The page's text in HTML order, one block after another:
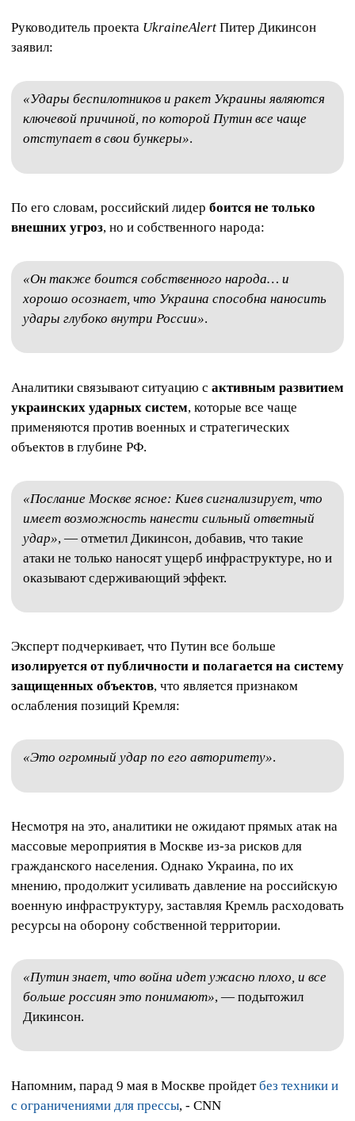
Руководитель проекта UkraineAlert Питер Дикинсон
заявил:
«Удары беспилотников и ракет Украины являются
ключевой причиной, по которой Путин все чаще
отступает в свои бункеры».
По его словам, российский лидер боится не только
внешних угроз, но и собственного народа:
«Он также боится собственного народа… и
хорошо осознает, что Украина способна наносить
удары глубоко внутри России».
Аналитики связывают ситуацию с активным развитием
украинских ударных систем, которые все чаще
применяются против военных и стратегических
объектов в глубине РФ.
«Послание Москве ясное: Киев сигнализирует, что
имеет возможность нанести сильный ответный
удар», — отметил Дикинсон, добавив, что такие
атаки не только наносят ущерб инфраструктуре, но и
оказывают сдерживающий эффект.
Эксперт подчеркивает, что Путин все больше
изолируется от публичности и полагается на систему
защищенных объектов, что является признаком
ослабления позиций Кремля:
«Это огромный удар по его авторитету».
Несмотря на это, аналитики не ожидают прямых атак на
массовые мероприятия в Москве из‑за рисков для
гражданского населения. Однако Украина, по их
мнению, продолжит усиливать давление на российскую
военную инфраструктуру, заставляя Кремль расходовать
ресурсы на оборону собственной территории.
«Путин знает, что война идет ужасно плохо, и все
больше россиян это понимают», — подытожил
Дикинсон.
Напомним, парад 9 мая в Москве пройдетбез техники и
с ограничениями для прессы, - CNN